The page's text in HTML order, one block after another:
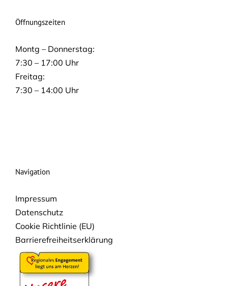
Öffnungszeiten
Montg – Donnerstag:
7:30 – 17:00 Uhr
Freitag:
7:30 – 14:00 Uhr
Navigation
Impressum
Datenschutz
Cookie Richtlinie (EU)
Barrierefreiheitserklärung